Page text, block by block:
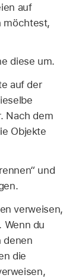
auf
möchtest,
diese um.
auf der
Nach dem
Objekte
und
verweisen,
Wenn du
denen
die